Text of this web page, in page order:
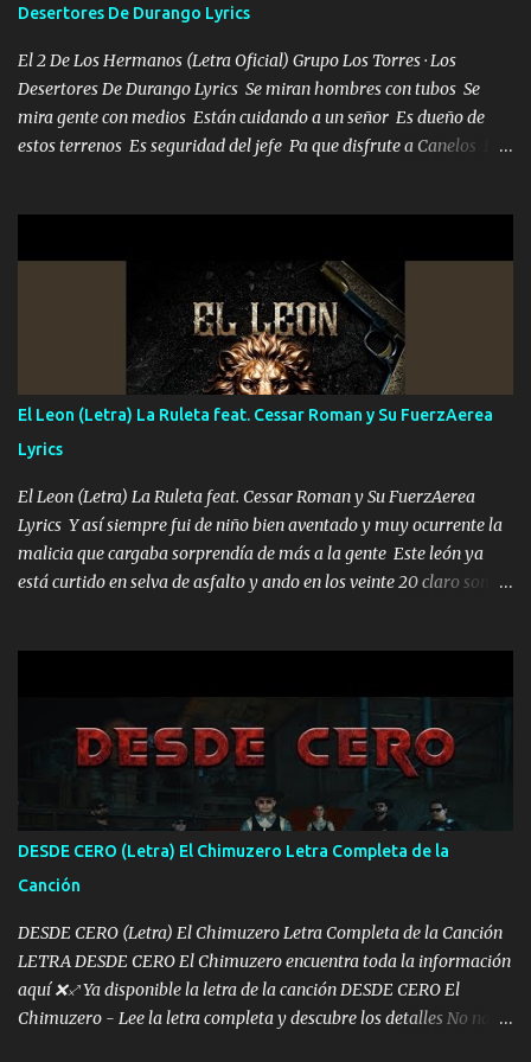
Desertores De Durango Lyrics
El 2 De Los Hermanos (Letra Oficial) Grupo Los Torres · Los
Desertores De Durango Lyrics Se miran hombres con tubos Se
mira gente con medios Están cuidando a un señor Es dueño de
estos terrenos Es seguridad del jefe Pa que disfrute a Canelos Es
ni tampoco las mujeres porque es platica de grandes por eso hay
que estar alegres doy las instrucciones para atender los deberes
Música Si es que salta algún problema de confianza tengo gente
ahí está el Hombre Cuarenta y también Pariente 7 arreglan
cualquier problema no más es cuestión que ordené NOS HACE
FALTA UN HERMANO DE CLAVE ERA EL 24 SIEMPRE FUE UN
HOMBRE VALIENTE POR ALGO M'URIÓ PELEAND0 SIEMPRE
VIO POR LA FAMILIA PARA QUE SIGA EL LEGADO Es el DOS de
los HERMANOS un cerebro inteligente y com...
El Leon (Letra) La Ruleta feat. Cessar Roman y Su FuerzAerea
Lyrics
El Leon (Letra) La Ruleta feat. Cessar Roman y Su FuerzAerea
Lyrics Y así siempre fui de niño bien aventado y muy ocurrente la
malicia que cargaba sorprendía de más a la gente Este león ya
está curtido en selva de asfalto y ando en los veinte 20 claro son
pa más pues hay charola les voy a dar hasta topar pues no hay de
otra Música Surcando bien mi camino voy por mi línea no veo a
los lados aquel que no corre vuela no se me duerm voy chicoteado
Ya pasé varias hazañas ya tienen rato que me agarran el colmillo
de este León los estatales no sé esperaron Al tiro esta la PrimiZa
también la nueve que cargo al lado doy la mano al que su amigo y
al traicionero damos pa abajo Y No me paran aquí hay pa más
pues hay charola les voy a dar hasta topar pues no hay de otra...
DESDE CERO (Letra) El Chimuzero Letra Completa de la
Canción
DESDE CERO (Letra) El Chimuzero Letra Completa de la Canción
LETRA DESDE CERO El Chimuzero encuentra toda la información
aquí ❌♐ Ya disponible la letra de la canción DESDE CERO El
Chimuzero - Lee la letra completa y descubre los detalles No nací